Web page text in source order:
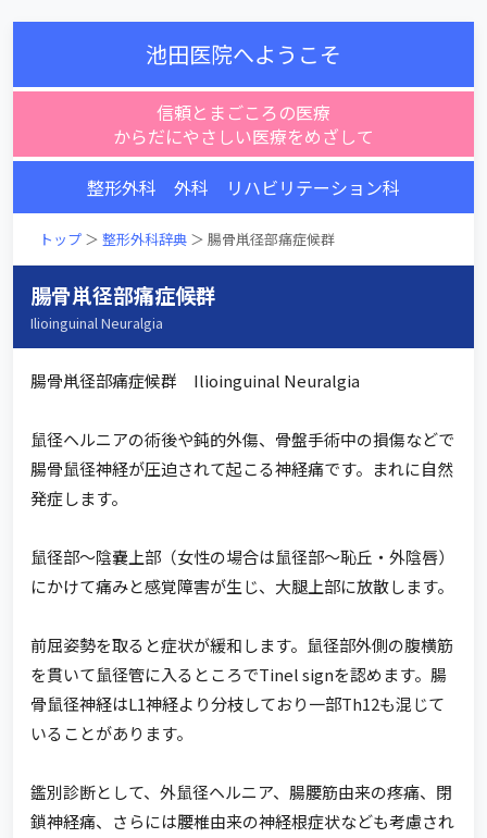
池田医院へようこそ
信頼とまごころの医療
からだにやさしい医療をめざして
整形外科 外科 リハビリテーション科
トップ ＞ 整形外科辞典 ＞ 腸骨鼡径部痛症候群
腸骨鼡径部痛症候群
Ilioinguinal Neuralgia
腸骨鼡径部痛症候群 Ilioinguinal Neuralgia
鼠径ヘルニアの術後や鈍的外傷、骨盤手術中の損傷などで
腸骨鼠径神経が圧迫されて起こる神経痛です。まれに自然
発症します。
鼠径部～陰嚢上部（女性の場合は鼠径部～恥丘・外陰唇）
にかけて痛みと感覚障害が生じ、大腿上部に放散します。
前屈姿勢を取ると症状が緩和します。鼠径部外側の腹横筋
を貫いて鼠径管に入るところでTinel signを認めます。腸
骨鼠径神経はL1神経より分枝しており一部Th12も混じて
いることがあります。
鑑別診断として、外鼠径ヘルニア、腸腰筋由来の疼痛、閉
鎖神経痛、さらには腰椎由来の神経根症状なども考慮され